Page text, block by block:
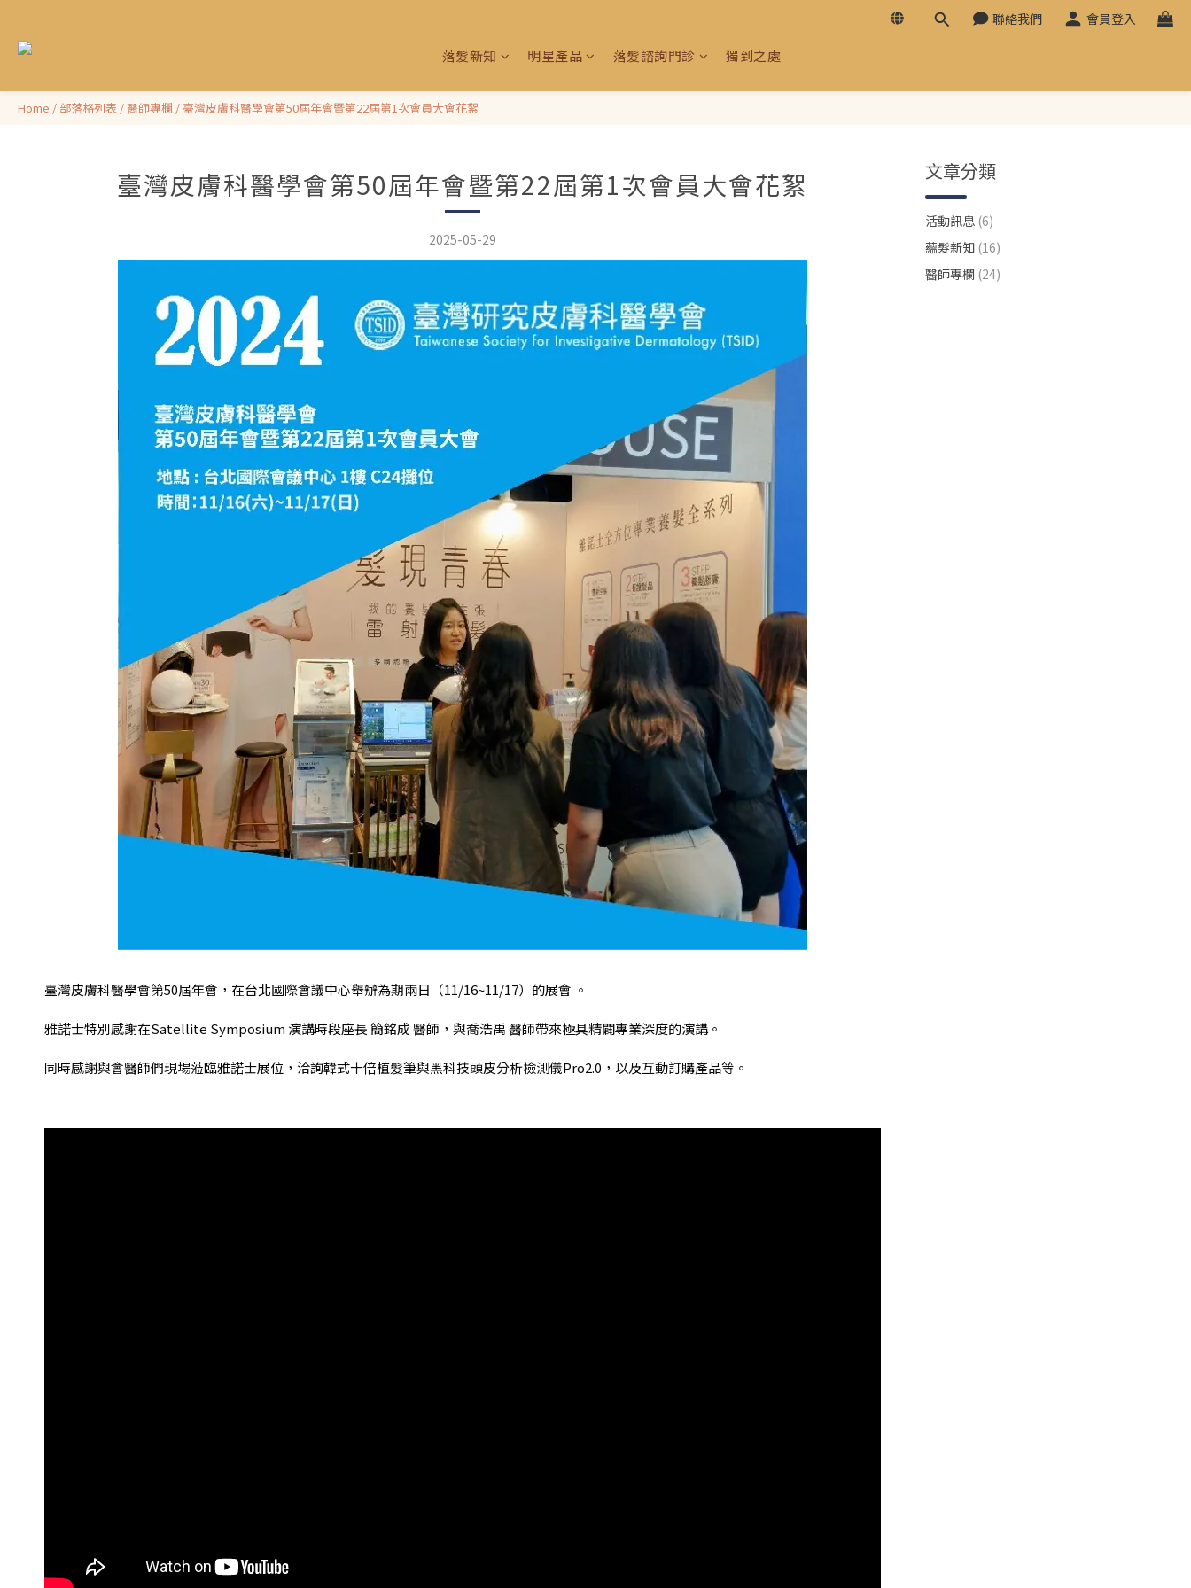
聯絡我們 會員登入
落髮新知 明星產品 落髮諮詢門診 獨到之處
Home / 部落格列表 /醫師專欄 / 臺灣皮膚科醫學會第50屆年會暨第22屆第1次會員大會花絮
臺灣皮膚科醫學會第50屆年會暨第22屆第1次會員大會花絮
2025-05-29
臺灣皮膚科醫學會第50屆年會，在台北國際會議中心舉辦為期兩日（11/16~11/17）的展會 。
雅諾士特別感謝在Satellite Symposium 演講時段座長 簡銘成 醫師，與喬浩禹 醫師帶來極具精闢專業深度的演講。
同時感謝與會醫師們現場蒞臨雅諾士展位，洽詢韓式十倍植髮筆與黑科技頭皮分析檢測儀Pro2.0，以及互動訂購產品等。
文章分類
活動訊息 (6)
蘊髮新知 (16)
醫師專欄 (24)